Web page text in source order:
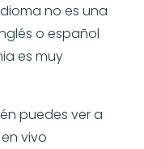
no es una
o español
es muy
puedes ver a
vivo